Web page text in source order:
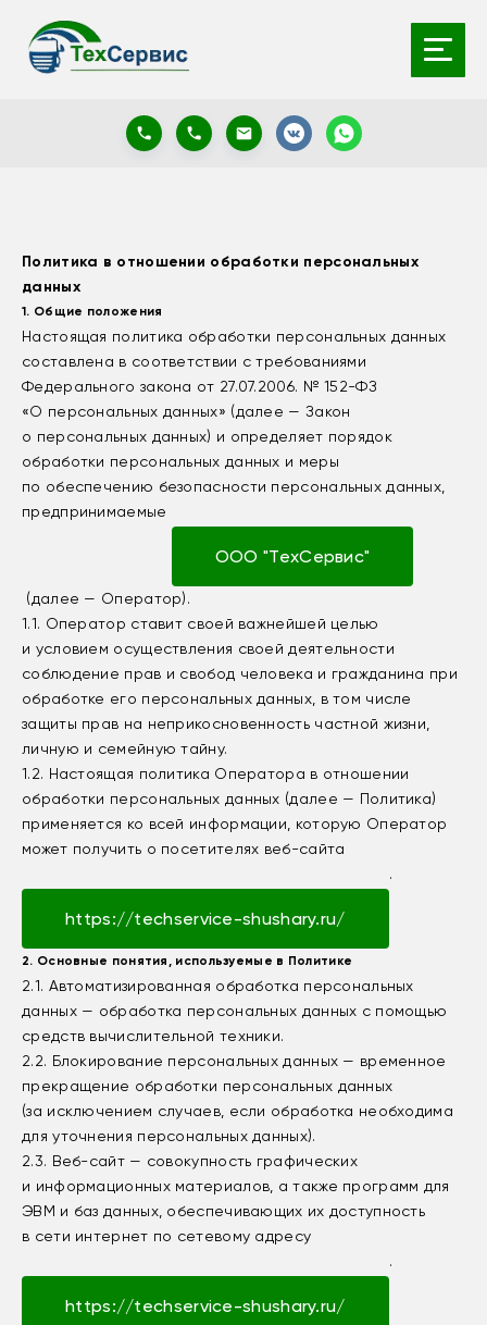
Политика в отношении обработки персональных
данных
1. Общие положения
Настоящая политика обработки персональных данных
составлена в соответствии с требованиями
Федерального закона от 27.07.2006. № 152-ФЗ
«О персональных данных» (далее — Закон
о персональных данных) и определяет порядок
обработки персональных данных и меры
по обеспечению безопасности персональных данных,
предпринимаемые
ООО "ТехСервис"
(далее — Оператор).
1.1. Оператор ставит своей важнейшей целью
и условием осуществления своей деятельности
соблюдение прав и свобод человека и гражданина при
обработке его персональных данных, в том числе
защиты прав на неприкосновенность частной жизни,
личную и семейную тайну.
1.2. Настоящая политика Оператора в отношении
обработки персональных данных (далее — Политика)
применяется ко всей информации, которую Оператор
может получить о посетителях веб-сайта
https://techservice-shushary.ru/
.
2. Основные понятия, используемые в Политике
2.1. Автоматизированная обработка персональных
данных — обработка персональных данных с помощью
средств вычислительной техники.
2.2. Блокирование персональных данных — временное
прекращение обработки персональных данных
(за исключением случаев, если обработка необходима
для уточнения персональных данных).
2.3. Веб-сайт — совокупность графических
и информационных материалов, а также программ для
ЭВМ и баз данных, обеспечивающих их доступность
в сети интернет по сетевому адресу
https://techservice-shushary.ru/
.